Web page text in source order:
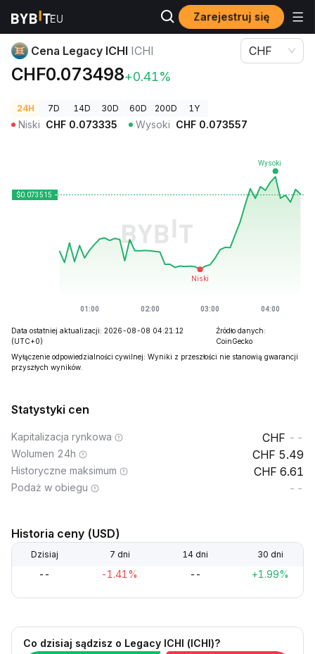
Zarejestruj się
Ceny kryptowalut Cena Legacy ICHI ICHI
Cena Legacy ICHI ICHI
CHF0.073498+0.41%
CHF
24H 7D 14D 30D 60D 200D 1Y
Niski CHF 0.073335 Wysoki CHF 0.073557
Data ostatniej aktualizacji: 2026-08-08 04:21:12
(UTC+0)
Źródło danych:
CoinGecko
Wyłączenie odpowiedzialności cywilnej: Wyniki z przeszłości nie stanowią gwarancji
przyszłych wyników.
Statystyki cen
Kapitalizacja rynkowa --
Wolumen 24h 5.49
Historyczne maksimum 6.61
Podaż w obiegu --
Historia ceny (USD)
Dzisiaj 7 dni 14 dni 30 dni
-- -1.41% -- +1.99%
Co dzisiaj sądzisz o Legacy ICHI (ICHI)?